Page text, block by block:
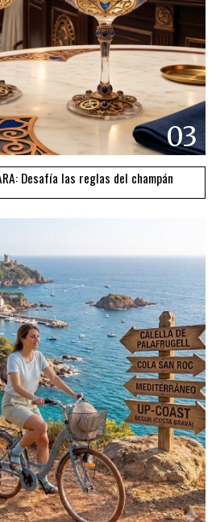
03
Desafía las reglas del champán